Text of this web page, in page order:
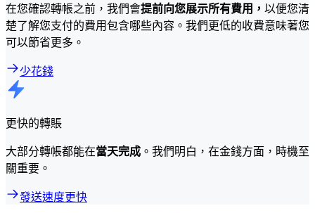
在您確認轉帳之前，我們會提前向您展示所有費用， 以便您清
楚了解您支付的費用包含哪些內容。我們更低的收費意味著您
可以節省更多。
少花錢
更快的轉賬
大部分轉帳都能在當天完成 。我們明白，在金錢方面，時機至
關重要。
發送速度更快